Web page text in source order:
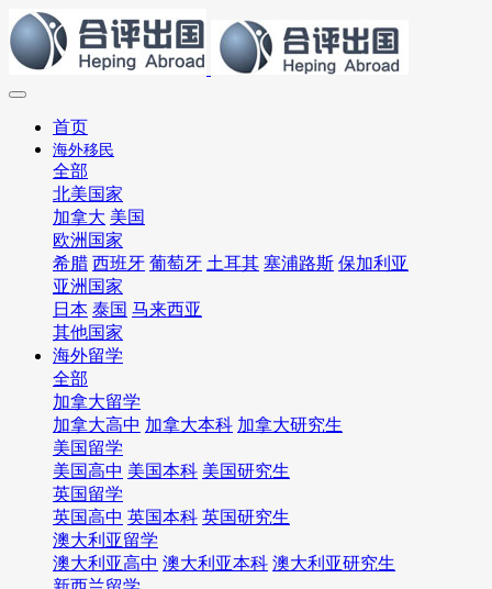
首页
海外移民
全部
北美国家
加拿大 美国
欧洲国家
希腊 西班牙 葡萄牙 土耳其 塞浦路斯 保加利亚
亚洲国家
日本 泰国 马来西亚
其他国家
海外留学
全部
加拿大留学
加拿大高中 加拿大本科 加拿大研究生
美国留学
美国高中 美国本科 美国研究生
英国留学
英国高中 英国本科 英国研究生
澳大利亚留学
澳大利亚高中 澳大利亚本科 澳大利亚研究生